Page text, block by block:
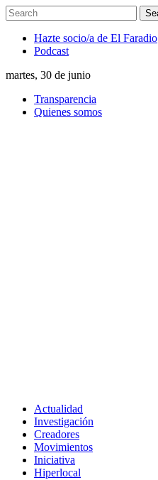
Hazte socio/a de El Faradio
Podcast
martes, 30 de junio
Transparencia
Quienes somos
Actualidad
Investigación
Creadores
Movimientos
Iniciativa
Hiperlocal